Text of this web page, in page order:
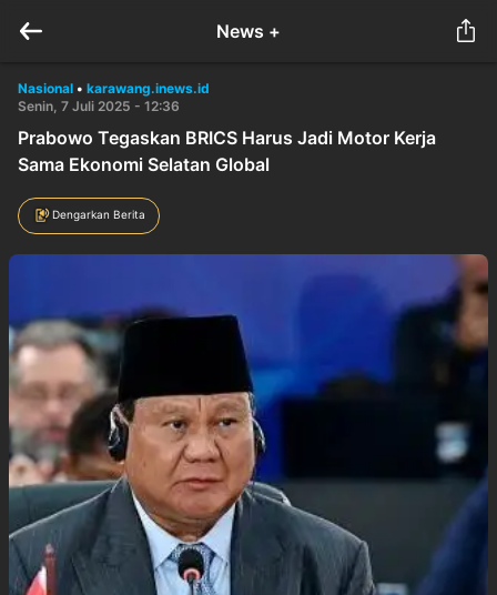
News +
Nasional • karawang.inews.id
Senin, 7 Juli 2025 - 12:36
Prabowo Tegaskan BRICS Harus Jadi Motor Kerja
Sama Ekonomi Selatan Global
Dengarkan Berita